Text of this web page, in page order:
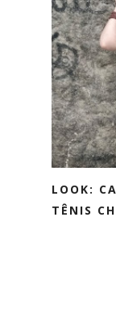
LOOK:
TÊNIS